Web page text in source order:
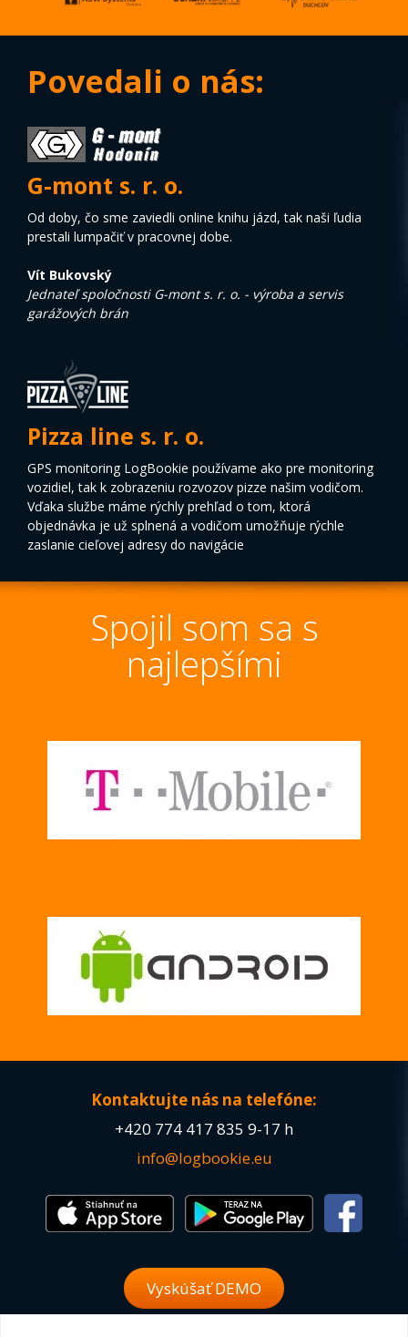
Povedali o nás:
G-mont s. r. o.
Od doby, čo sme zaviedli online knihu jázd, tak naši ľudia
prestali lumpačiť v pracovnej dobe.
Vít Bukovský
Jednateľ spoločnosti G-mont s. r. o. - výroba a servis
garážových brán
Pizza line s. r. o.
GPS monitoring LogBookie používame ako pre monitoring
vozidiel, tak k zobrazeniu rozvozov pizze našim vodičom.
Vďaka službe máme rýchly prehľad o tom, ktorá
objednávka je už splnená a vodičom umožňuje rýchle
zaslanie cieľovej adresy do navigácie
Spojil som sa s
najlepšími
Kontaktujte nás na telefóne:
+420 774 417 835 9-17 h
info@logbookie.eu
Vyskúšať DEMO